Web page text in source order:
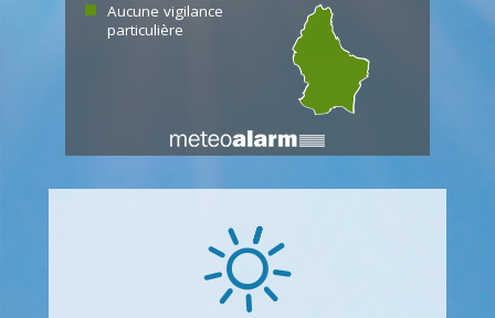
Aucune vigilance
particulière